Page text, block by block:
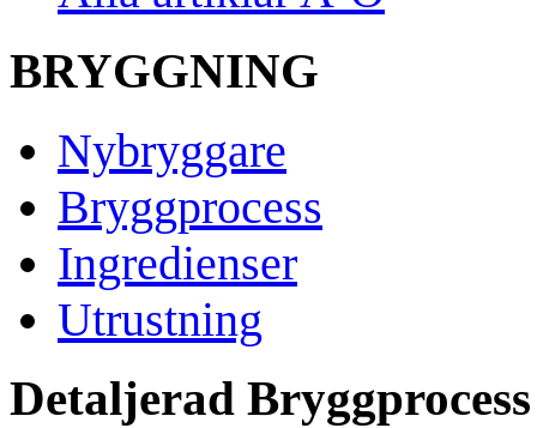
BRYGGNING
Nybryggare
Bryggprocess
Ingredienser
Utrustning
Detaljerad Bryggprocess